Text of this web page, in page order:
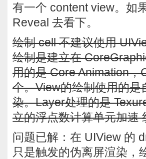
有一个 content view。如
Reveal 去看下。
绘制 cell 不建议使用
绘制是建立在
用的是 Core Animation
个。View的绘制使用的
染。Layer处理的是
立的浮点数计算单元加速
问题已解：在 UIView 的
只是触发的伪离屏渲染，